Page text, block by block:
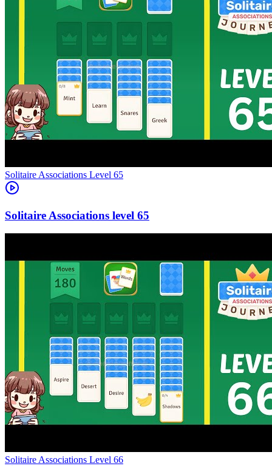
Level 65
65
Level 66